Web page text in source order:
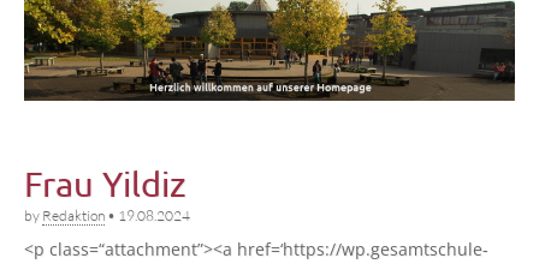
Frau Yildiz
by Redaktion • 19.08.2024
<p class=“attachment”><a href=‘https://wp.gesamtschule-